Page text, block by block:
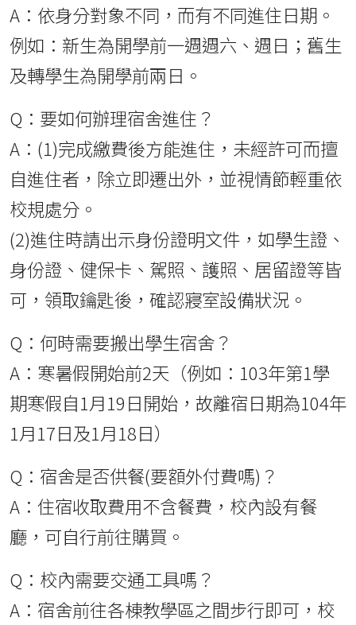
A：依身分對象不同，而有不同進住日期。
例如：新生為開學前一週週六、週日；舊生
及轉學生為開學前兩日。
Q：要如何辦理宿舍進住？
A：(1)完成繳費後方能進住，未經許可而擅
自進住者，除立即遷出外，並視情節輕重依
校規處分。
(2)進住時請出示身份證明文件，如學生證、
身份證、健保卡、駕照、護照、居留證等皆
可，領取鑰匙後，確認寢室設備狀況。
Q：何時需要搬出學生宿舍？
A：寒暑假開始前2天（例如：103年第1學
期寒假自1月19日開始，故離宿日期為104年
1月17日及1月18日）
Q：宿舍是否供餐(要額外付費嗎)？
A：住宿收取費用不含餐費，校內設有餐
廳，可自行前往購買。
Q：校內需要交通工具嗎？
A：宿舍前往各棟教學區之間步行即可，校